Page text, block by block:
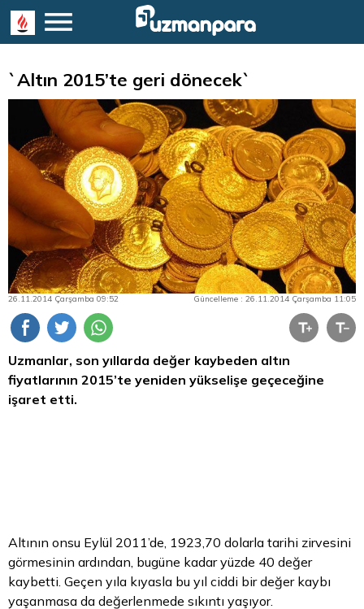
`Altın 2015’te geri dönecek`
26.11.2014 Çarşamba 09:52 Güncelleme : 26.11.2014 Çarşamba 11:05
Uzmanlar, son yıllarda değer kaybeden altın
fiyatlarının 2015’te yeniden yükselişe geçeceğine
işaret etti.
Altının onsu Eylül 2011’de, 1923,70 dolarla tarihi zirvesini
görmesinin ardından, bugüne kadar yüzde 40 değer
kaybetti. Geçen yıla kıyasla bu yıl ciddi bir değer kaybı
yaşanmasa da değerlenmede sıkıntı yaşıyor.